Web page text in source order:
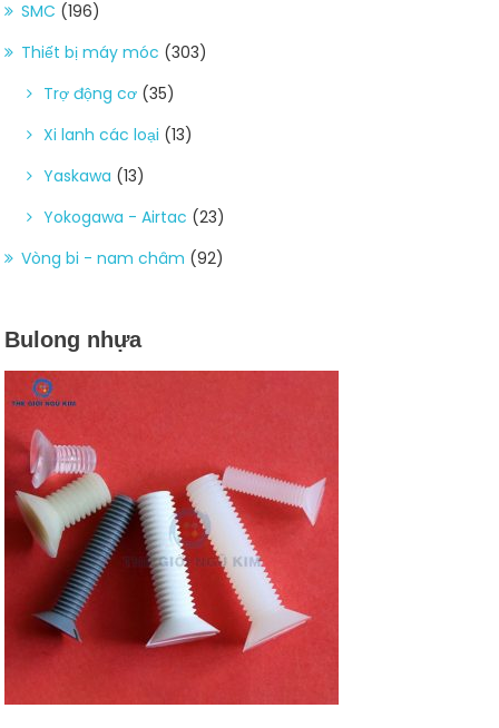
SMC (196)
Thiết bị máy móc (303)
Trợ động cơ (35)
Xi lanh các loại (13)
Yaskawa (13)
Yokogawa - Airtac (23)
Vòng bi - nam châm (92)
Bulong nhựa